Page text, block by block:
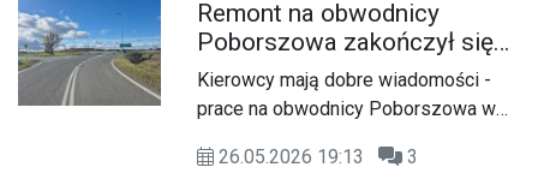
Remont na obwodnicy
Poborszowa zakończył się
przed terminem. Droga od
dziś w pełni przejezdna
Kierowcy mają dobre wiadomości -
prace na obwodnicy Poborszowa w
niż pierwotnie zakładano. Choć
26.05.2026 19:13 3